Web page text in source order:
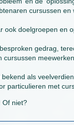
cursussen
ook doelgroepen en
gedrag,
cursussen
als
particulieren met
Of niet?